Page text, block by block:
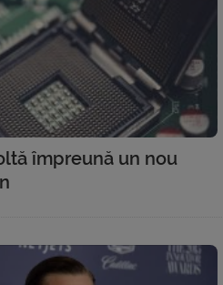
împreună un nou